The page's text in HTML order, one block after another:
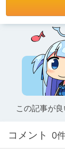
この記事が
コメント 0